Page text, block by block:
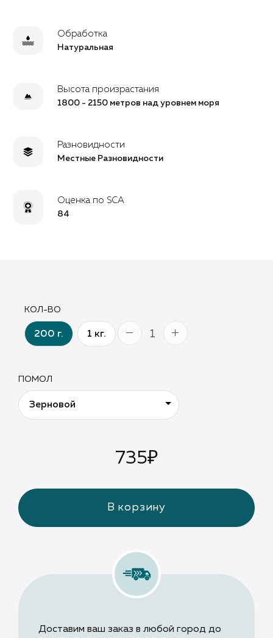
Обработка
Натуральная
Высота произрастания
1800 - 2150 метров над уровнем моря
Разновидности
Местные Разновидности
Оценка по SCA
84
КОЛ-ВО
200 г. 1 кг.
ПОМОЛ
735₽
В корзину
Доставим ваш заказ в любой город до